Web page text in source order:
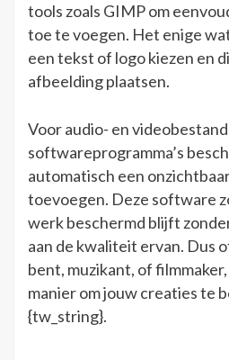
tools zoals GIMP om
toe te voegen. Het enige
een tekst of logo kiezen en
afbeelding plaatsen.
Voor audio- en
softwareprogramma’s
automatisch een
toevoegen. Deze software
werk beschermd blijft
aan de kwaliteit ervan. Dus
bent, muzikant, of
manier om jouw creaties te
{tw_string}.